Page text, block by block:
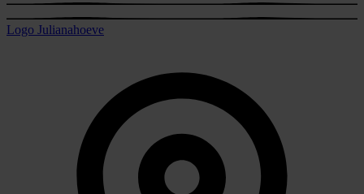
Logo Julianahoeve